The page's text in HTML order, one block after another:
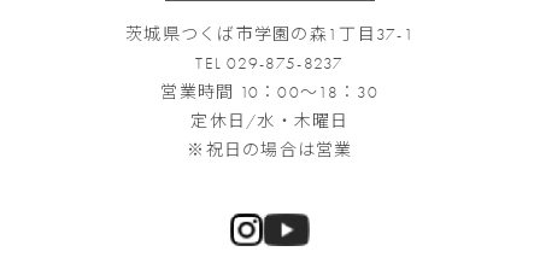
茨城県つくば市学園の森1丁目37-1
TEL 029-875-8237
営業時間 10：00～18：30
定休日/水・木曜日
※祝日の場合は営業